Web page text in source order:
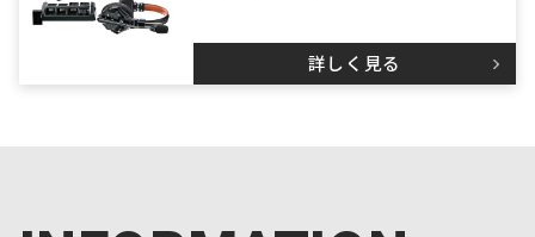
詳しく見る